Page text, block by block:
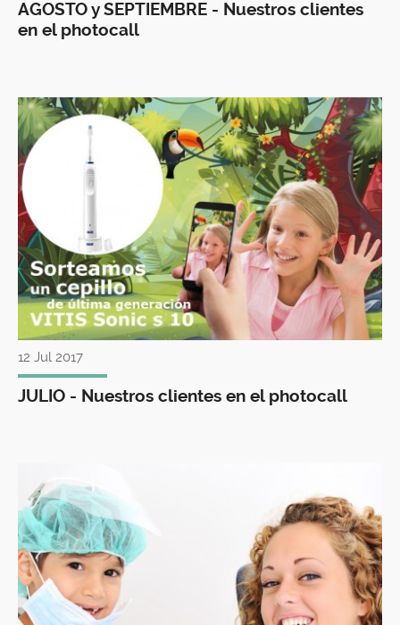
AGOSTO y SEPTIEMBRE - Nuestros clientes
en el photocall
12 Jul 2017
JULIO - Nuestros clientes en el photocall